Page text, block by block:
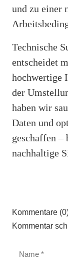
und zu einer
Technische
entscheidet
hochwertige
der
haben wir
Daten und
geschaffen –
nachhaltige
Kommentare
Kommentar